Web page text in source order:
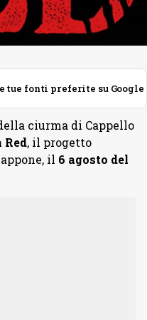
tue fonti preferite su Google
ciurma di Cappello
Red, il progetto
il 6 agosto del